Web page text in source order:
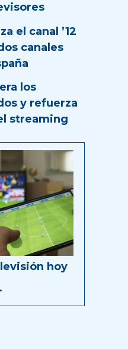
el canal ’12
canales
los
y refuerza
streaming
hoy